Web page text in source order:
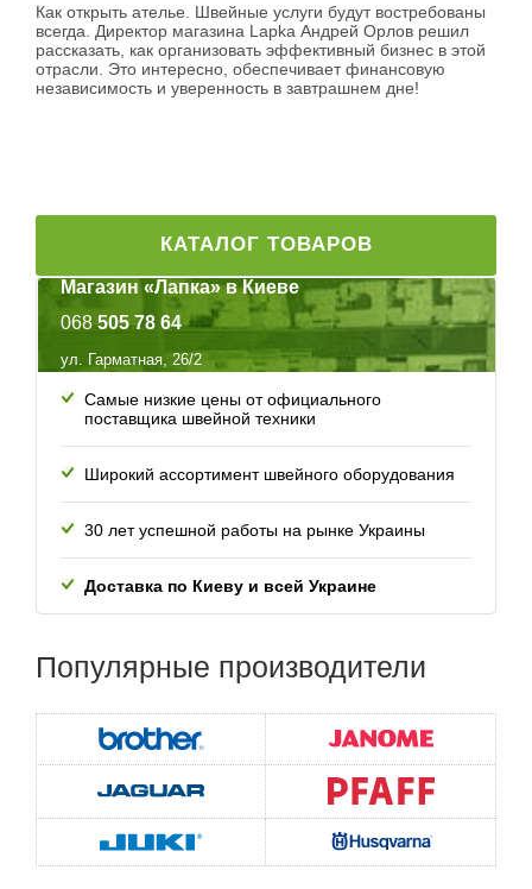
Как открыть ателье. Швейные услуги будут востребованы
всегда. Директор магазина Lapka Андрей Орлов решил
рассказать, как организовать эффективный бизнес в этой
отрасли. Это интересно, обеспечивает финансовую
независимость и уверенность в завтрашнем дне!
КАТАЛОГ ТОВАРОВ
Магазин «Лапка» в Киеве
068 505 78 64
ул. Гарматная, 26/2
Самые низкие цены от официального
поставщика швейной техники
Широкий ассортимент швейного оборудования
30 лет успешной работы на рынке Украины
Доставка по Киеву и всей Украине
Популярные производители